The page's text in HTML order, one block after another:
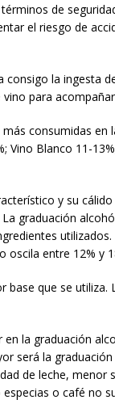
de
el riesgo de
la ingesta
para
consumidas en
Vino Blanco 11-
y su
graduación
oscila entre 12% y
base que se utiliza.
la graduación
será la
de leche, menor
o café no